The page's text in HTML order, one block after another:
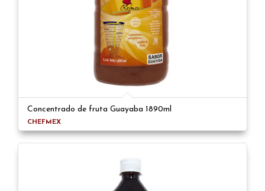
Concentrado de fruta Guayaba 1890ml
CHEFMEX